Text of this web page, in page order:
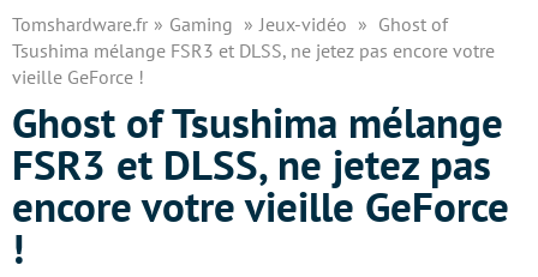
Tomshardware.fr Gaming Jeux-vidéo
Ghost of
Tsushima mélange FSR3 et DLSS, ne jetez pas encore votre
vieille GeForce !
Ghost of Tsushima mélange
FSR3 et DLSS, ne jetez pas
encore votre vieille GeForce
!